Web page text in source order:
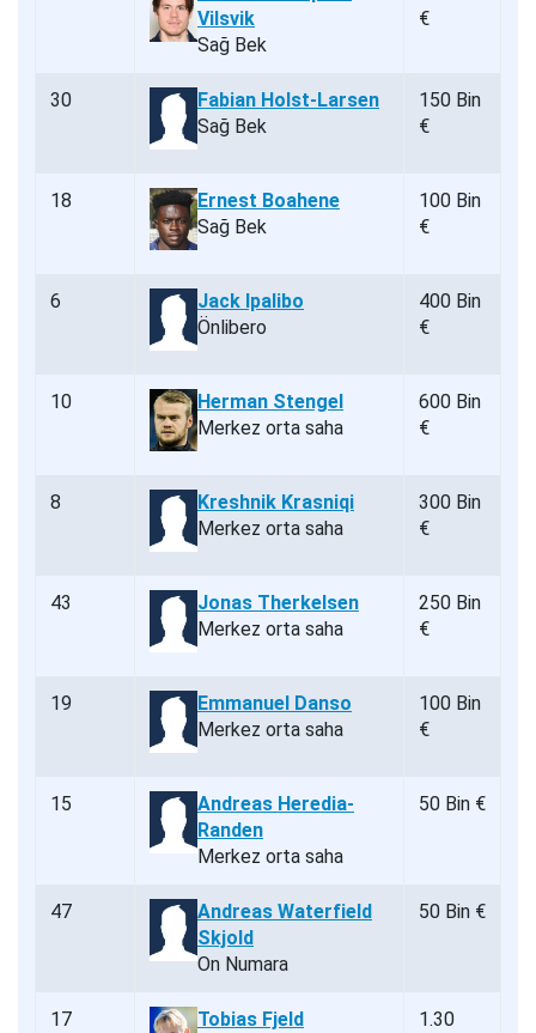
Vilsvik
Sağ Bek
€
30
Fabian Holst-Larsen
Sağ Bek
150 Bin
€
18
Ernest Boahene
Sağ Bek
100 Bin
€
6
Jack Ipalibo
Önlibero
400 Bin
€
10
Herman Stengel
Merkez orta saha
600 Bin
€
8
Kreshnik Krasniqi
Merkez orta saha
300 Bin
€
43
Jonas Therkelsen
Merkez orta saha
250 Bin
€
19
Emmanuel Danso
Merkez orta saha
100 Bin
€
15
Andreas Heredia-
Randen
Merkez orta saha
50 Bin €
47
Andreas Waterfield
Skjold
On Numara
50 Bin €
17
Tobias Fjeld
1.30